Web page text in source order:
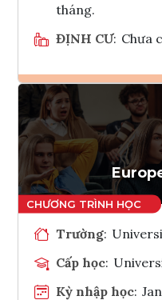
tháng.
ĐỊNH CƯ: Chưa
Trường:
Cấp học:
Kỳ nhập học: